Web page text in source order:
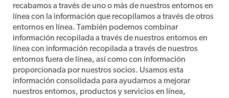
recabamos a través de uno o más de nuestros entornos en
línea con la información que recopilamos a través de otros
entornos en línea. También podemos combinar
información recopilada a través de nuestros entornos en
línea con información recopilada a través de nuestros
entornos fuera de línea, así como con información
proporcionada por nuestros socios. Usamos esta
información consolidada para ayudarnos a mejorar
nuestros entornos, productos y servicios en línea,